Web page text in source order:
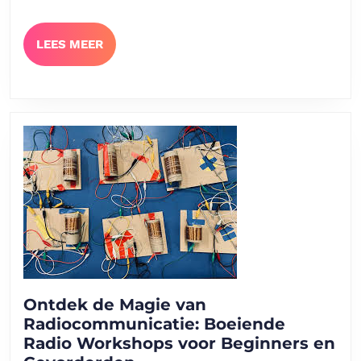
LEES MEERLEES
MEER
Ontdek de Magie van
Radiocommunicatie: Boeiende
Radio Workshops voor Beginners en